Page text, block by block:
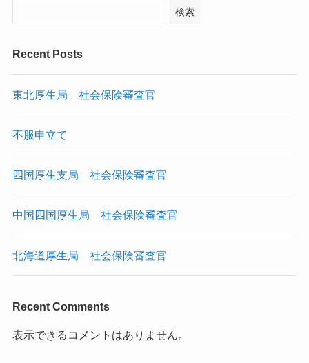
検索
Recent Posts
東北厚生局 社会保険審査官
不服申立て
四国厚生支局 社会保険審査官
中国四国厚生局 社会保険審査官
北海道厚生局 社会保険審査官
Recent Comments
表示できるコメントはありません。